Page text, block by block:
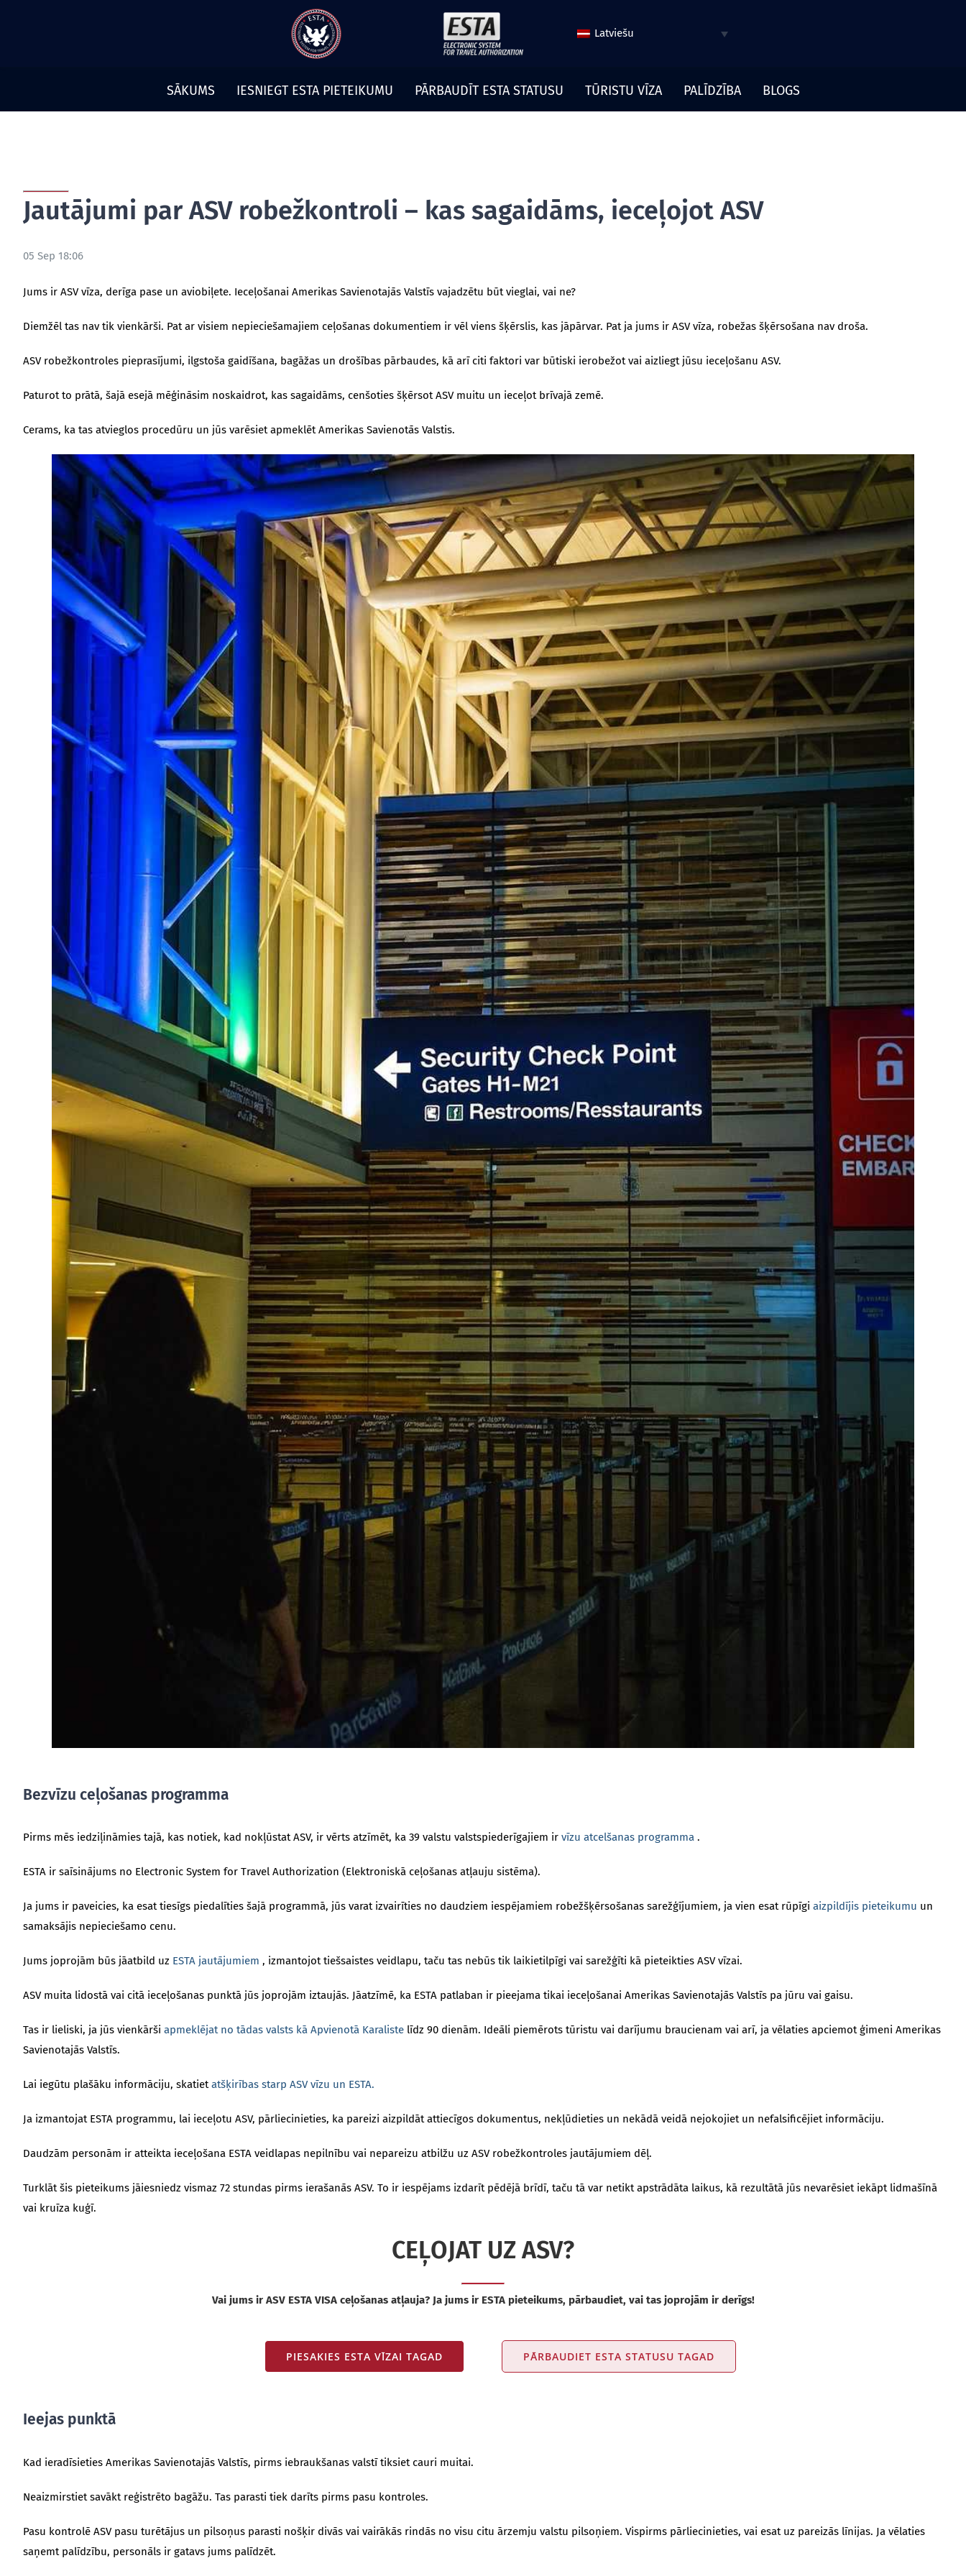
Latviešu
SĀKUMS IESNIEGT ESTA PIETEIKUMU PĀRBAUDĪT ESTA STATUSU TŪRISTU VĪZA PALĪDZĪBA BLOGS
Jautājumi par ASV robežkontroli – kas sagaidāms, ieceļojot ASV
05 Sep 18:06
Jums ir ASV vīza, derīga pase un aviobiļete. Ieceļošanai Amerikas Savienotajās Valstīs vajadzētu būt vieglai, vai ne?
Diemžēl tas nav tik vienkārši. Pat ar visiem nepieciešamajiem ceļošanas dokumentiem ir vēl viens šķērslis, kas jāpārvar. Pat ja jums ir ASV vīza, robežas šķērsošana nav droša.
ASV robežkontroles pieprasījumi, ilgstoša gaidīšana, bagāžas un drošības pārbaudes, kā arī citi faktori var būtiski ierobežot vai aizliegt jūsu ieceļošanu ASV.
Paturot to prātā, šajā esejā mēģināsim noskaidrot, kas sagaidāms, cenšoties šķērsot ASV muitu un ieceļot brīvajā zemē.
Cerams, ka tas atvieglos procedūru un jūs varēsiet apmeklēt Amerikas Savienotās Valstis.
Bezvīzu ceļošanas programma
Pirms mēs iedziļināmies tajā, kas notiek, kad nokļūstat ASV, ir vērts atzīmēt, ka 39 valstu valstspiederīgajiem ir vīzu atcelšanas programma.
ESTA ir saīsinājums no Electronic System for Travel Authorization (Elektroniskā ceļošanas atļauju sistēma).
Ja jums ir paveicies, ka esat tiesīgs piedalīties šajā programmā, jūs varat izvairīties no daudziem iespējamiem robežšķērsošanas sarežģījumiem, ja vien esat rūpīgi aizpildījis pieteikumu un
samaksājis nepieciešamo cenu.
Jums joprojām būs jāatbild uz ESTA jautājumiem , izmantojot tiešsaistes veidlapu, taču tas nebūs tik laikietilpīgi vai sarežģīti kā pieteikties ASV vīzai.
ASV muita lidostā vai citā ieceļošanas punktā jūs joprojām iztaujās. Jāatzīmē, ka ESTA patlaban ir pieejama tikai ieceļošanai Amerikas Savienotajās Valstīs pa jūru vai gaisu.
Tas ir lieliski, ja jūs vienkārši apmeklējat no tādas valsts kā Apvienotā Karalistelīdz 90 dienām. Ideāli piemērots tūristu vai darījumu braucienam vai arī, ja vēlaties apciemot ģimeni Amerikas
Savienotajās Valstīs.
Lai iegūtu plašāku informāciju, skatietatšķirības starp ASV vīzu un ESTA.
Ja izmantojat ESTA programmu, lai ieceļotu ASV, pārliecinieties, ka pareizi aizpildāt attiecīgos dokumentus, nekļūdieties un nekādā veidā nejokojiet un nefalsificējiet informāciju.
Daudzām personām ir atteikta ieceļošana ESTA veidlapas nepilnību vai nepareizu atbilžu uz ASV robežkontroles jautājumiem dēļ.
Turklāt šis pieteikums jāiesniedz vismaz 72 stundas pirms ierašanās ASV. To ir iespējams izdarīt pēdējā brīdī, taču tā var netikt apstrādāta laikus, kā rezultātā jūs nevarēsiet iekāpt lidmašīnā
vai kruīza kuģī.
CEĻOJAT UZ ASV?
Vai jums ir ASV ESTA VISA ceļošanas atļauja? Ja jums ir ESTA pieteikums, pārbaudiet, vai tas joprojām ir derīgs!
PIESAKIES ESTA VĪZAI TAGAD PĀRBAUDIET ESTA STATUSU TAGAD
Ieejas punktā
Kad ieradīsieties Amerikas Savienotajās Valstīs, pirms iebraukšanas valstī tiksiet cauri muitai.
Neaizmirstiet savākt reģistrēto bagāžu. Tas parasti tiek darīts pirms pasu kontroles.
Pasu kontrolē ASV pasu turētājus un pilsoņus parasti nošķir divās vai vairākās rindās no visu citu ārzemju valstu pilsoņiem. Vispirms pārliecinieties, vai esat uz pareizās līnijas. Ja vēlaties
saņemt palīdzību, personāls ir gatavs jums palīdzēt.